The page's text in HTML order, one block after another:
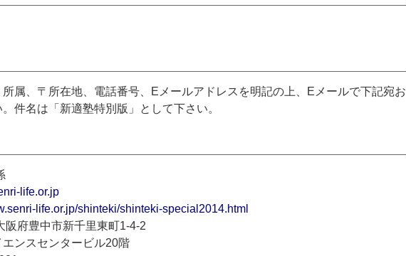
所属、〒所在地、電話番号、Eメールアドレスを明記の上、Eメールで下記宛お
件名は「新適塾特別版」として下さい。
life.or.jp
life.or.jp/shinteki/shinteki-special2014.html
府豊中市新千里東町1-4-2
ンスセンタービル20階